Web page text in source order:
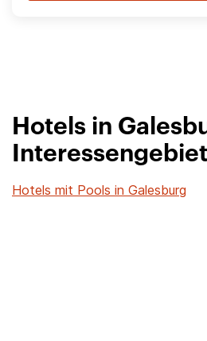
Hotels in
Hotels mit Pools in Galesburg